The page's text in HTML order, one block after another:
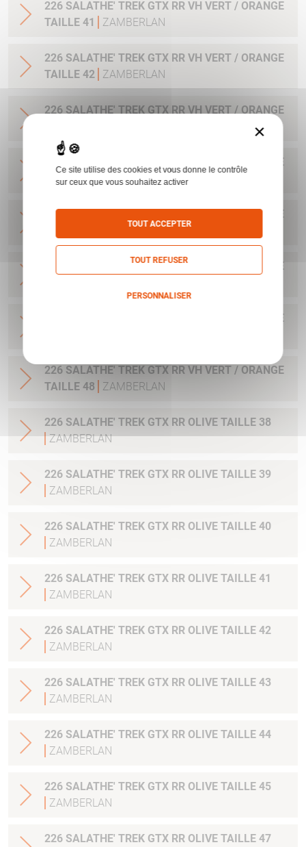
226 SALATHE' TREK GTX RR VH VERT / ORANGE
TAILLE 41
ZAMBERLAN
226 SALATHE' TREK GTX RR VH VERT / ORANGE
TAILLE 42
ZAMBERLAN
226 SALATHE' TREK GTX RR VH VERT / ORANGE
226 SALATHE' TREK GTX RR VH VERT / ORANGE
TAILLE 44 ZAMBERLAN
226 SALATHE' TREK GTX RR VH VERT / ORANGE
ZAMBERLAN
226 SALATHE' TREK GTX RR VH VERT / ORANGE
226 SALATHE' TREK GTX RR VH VERT / ORANGE
226 SALATHE' TREK GTX RR VH VERT / ORANGE
TAILLE 48
ZAMBERLAN
226 SALATHE' TREK GTX RR OLIVE TAILLE 38
ZAMBERLAN
226 SALATHE' TREK GTX RR OLIVE TAILLE 39
ZAMBERLAN
226 SALATHE' TREK GTX RR OLIVE TAILLE 40
ZAMBERLAN
226 SALATHE' TREK GTX RR OLIVE TAILLE 41
ZAMBERLAN
226 SALATHE' TREK GTX RR OLIVE TAILLE 42
ZAMBERLAN
226 SALATHE' TREK GTX RR OLIVE TAILLE 43
ZAMBERLAN
226 SALATHE' TREK GTX RR OLIVE TAILLE 44
ZAMBERLAN
226 SALATHE' TREK GTX RR OLIVE TAILLE 45
ZAMBERLAN
226 SALATHE' TREK GTX RR OLIVE TAILLE 47
×
Ce site utilise des cookies et vous donne le contrôle
sur ceux que vous souhaitez activer
TOUT ACCEPTER
TOUT REFUSER
PERSONNALISER